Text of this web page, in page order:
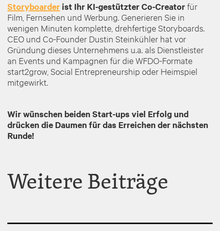
Storyboarder ist Ihr KI-gestützter Co-Creatorfür
Film, Fernsehen und Werbung. Generieren Sie in
wenigen Minuten komplette, drehfertige Storyboards.
CEO und Co-Founder Dustin Steinkühler hat vor
Gründung dieses Unternehmens u.a. als Dienstleister
an Events und Kampagnen für die WFDO-Formate
start2grow, Social Entrepreneurship oder Heimspiel
mitgewirkt.
Wir wünschen beiden Start-ups viel Erfolg und
drücken die Daumen für das Erreichen der nächsten
Runde!
Weitere Beiträge